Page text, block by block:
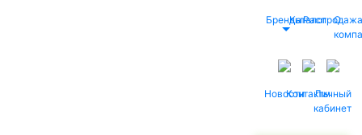
БрендыКаталог
Распродажа
О
НовостиКонтактыЛичный
кабинет